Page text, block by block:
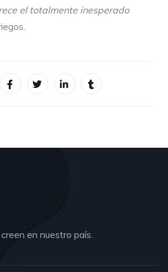
el totalmente inesperado
en nuestro país.